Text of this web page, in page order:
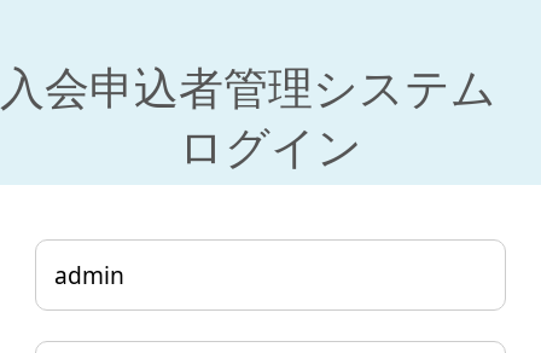
入会申込者管理システム
ログイン